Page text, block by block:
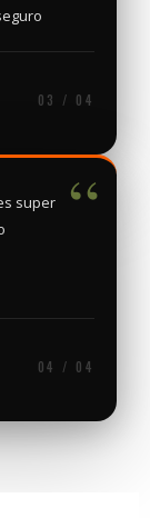
03 / 04
“
super
04 / 04